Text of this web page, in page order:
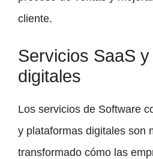
cliente.
Servicios SaaS
digitales
Los servicios de Software
y plataformas digitales son
transformado cómo las